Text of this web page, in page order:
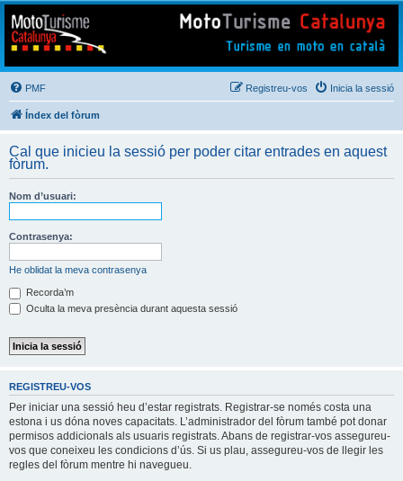
Mototurisme
Turisme en moto en català
PMF Inicia la sessió
Registreu-vos
Índex del fòrum
Cal que inicieu la sessió per poder citar entrades en aquest
fòrum.
Nom d’usuari:
Contrasenya:
He oblidat la meva contrasenya
Recorda’m
Oculta la meva presència durant aquesta sessió
REGISTREU-VOS
Per iniciar una sessió heu d’estar registrats. Registrar-se només costa una
estona i us dóna noves capacitats. L’administrador del fòrum també pot donar
permisos addicionals als usuaris registrats. Abans de registrar-vos assegureu-
vos que coneixeu les condicions d’ús. Si us plau, assegureu-vos de llegir les
regles del fòrum mentre hi navegueu.